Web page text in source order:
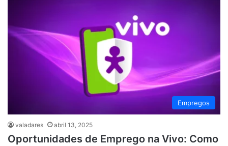
Empregos
valadares abril 13, 2025
Oportunidades de Emprego na Vivo: Como